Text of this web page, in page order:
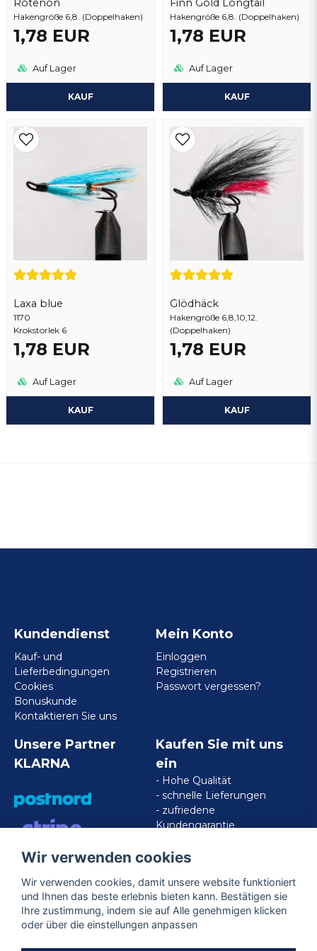
Rotenon
Hakengröße 6,8. (Doppelhaken)
1,78 EUR
Auf Lager
KAUF
Finn Gold Longtail
Hakengröße 6,8. (Doppelhaken)
1,78 EUR
Auf Lager
KAUF
Laxa blue
1170
Krokstorlek 6
1,78 EUR
Auf Lager
KAUF
Glödhäck
Hakengröße 6,8,10,12.
(Doppelhaken)
1,78 EUR
Auf Lager
KAUF
Frage senden
Kundendienst
Kauf- und
Lieferbedingungen
Cookies
Bonuskunde
Kontaktieren Sie uns
Mein Konto
Einloggen
Registrieren
Passwort vergessen?
Unsere Partner
KLARNA
VISA/MASTERCARD/AMERICAN
EXPRESS
Kaufen Sie mit uns
ein
- Hohe Qualität
- schnelle Lieferungen
- zufriedene
Kundengarantie
Folgen Sie uns
Wir verwenden cookies
Wir verwenden cookies, damit unsere website funktioniert
und Ihnen das beste erlebnis bieten kann. Bestätigen sie
Ihre zustimmung, indem sie auf Alle genehmigen klicken
oder über die einstellungen anpassen